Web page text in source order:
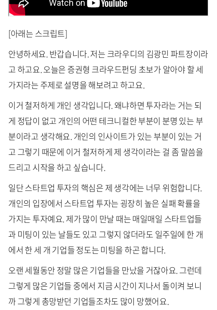
[아래는 스크립트]
안녕하세요. 반갑습니다. 저는 크라우디의 김광민 파트장이라
고 하고요. 오늘은 증권형 크라우드펀딩 초보가 알아야 할 세
가지라는 주제로 설명을 해보려고 하고요.
이거 철저하게 개인 생각입니다. 왜냐하면 투자라는 거는 되
게 정답이 없고 개인의 어떤 테크니컬한 부분이 분명 있는 부
분이라고 생각해요. 개인의 인사이트가 있는 부분이 있는 거
고 그렇기 때문에 이거 철저하게 제 생각이라는 걸 좀 말씀을
드리고 시작을 하고 싶습니다.
일단 스타트업 투자의 핵심은 제 생각에는 너무 위험합니다.
개인의 입장에서 스타트업 투자는 굉장히 높은 실패 확률을
가지는 투자예요. 제가 많이 만날 때는 매일매일 스타트업들
과 미팅이 있는 날들도 있고 그렇지 않더라도 일주일에 한 개
에서 한 세 개 기업들 정도는 미팅을 하곤 합니다.
오랜 세월동안 정말 많은 기업들을 만났을 거잖아요. 그런데
그렇게 많은 기업들 중에서 지금 시간이 지나서 돌이켜 보니
까 그렇게 총망받던 기업들조차도 많이 망했어요.